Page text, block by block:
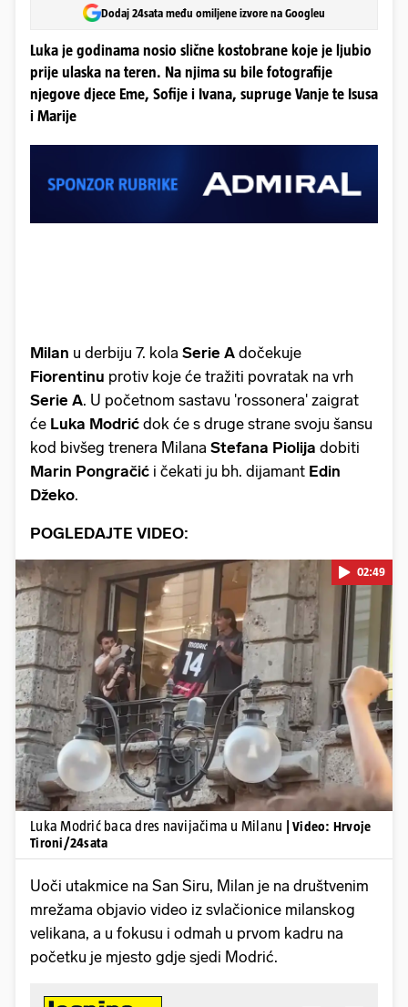
Dodaj 24sata među omiljene izvore na Googleu
Luka je godinama nosio slične kostobrane koje je ljubio
prije ulaska na teren. Na njima su bile fotografije
njegove djece Eme, Sofije i Ivana, supruge Vanje te Isusa
i Marije
Milan u derbiju 7. kola Serie A dočekuje
Fiorentinu protiv koje će tražiti povratak na vrh
Serie A. U početnom sastavu 'rossonera' zaigrat
će Luka Modrić dok će s druge strane svoju šansu
kod bivšeg trenera Milana Stefana Piolija dobiti
Marin Pongračić i čekati ju bh. dijamant Edin
Džeko.
POGLEDAJTE VIDEO:
Pokretanje videa...
02:49
Luka Modrić baca dres navijačima u Milanu
| Video: Hrvoje
Tironi/24sata
Uoči utakmice na San Siru, Milan je na društvenim
mrežama objavio video iz svlačionice milanskog
velikana, a u fokusu i odmah u prvom kadru na
početku je mjesto gdje sjedi Modrić.